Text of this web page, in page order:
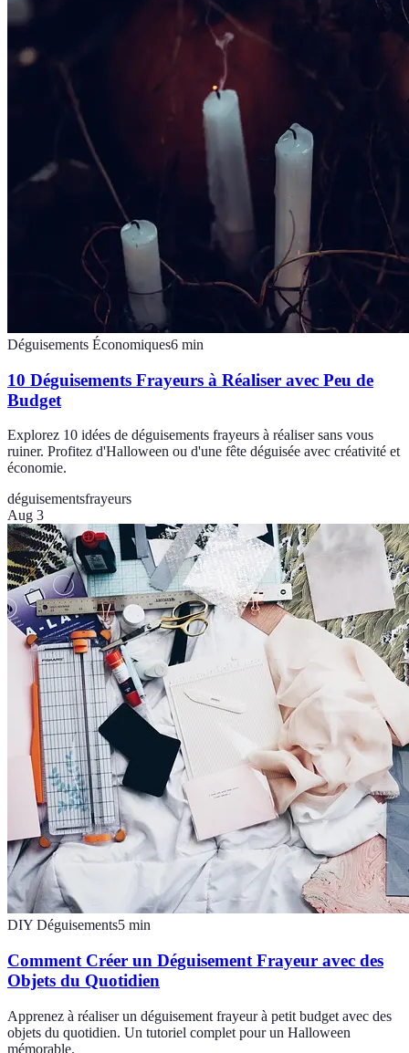
Déguisements Économiques6 min
10 Déguisements Frayeurs à Réaliser avec Peu de
Budget
Explorez 10 idées de déguisements frayeurs à réaliser sans vous
ruiner. Profitez d'Halloween ou d'une fête déguisée avec créativité et
économie.
déguisementsfrayeurs
Aug 3
DIY Déguisements5 min
Comment Créer un Déguisement Frayeur avec des
Objets du Quotidien
Apprenez à réaliser un déguisement frayeur à petit budget avec des
objets du quotidien. Un tutoriel complet pour un Halloween
mémorable.